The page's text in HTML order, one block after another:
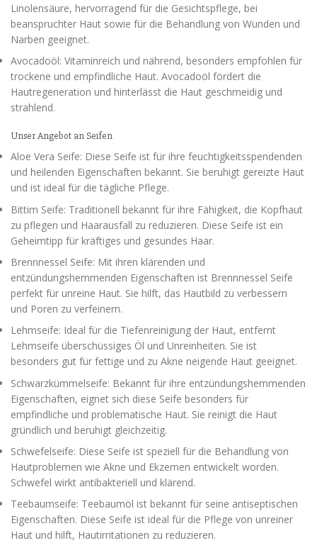
Linolensäure, hervorragend für die Gesichtspflege, bei
beanspruchter Haut sowie für die Behandlung von Wunden und
Narben geeignet.
Avocadoöl: Vitaminreich und nährend, besonders empfohlen für
trockene und empfindliche Haut. Avocadoöl fördert die
Hautregeneration und hinterlässt die Haut geschmeidig und
strahlend.
Unser Angebot an Seifen
Aloe Vera Seife: Diese Seife ist für ihre feuchtigkeitsspendenden
und heilenden Eigenschaften bekannt. Sie beruhigt gereizte Haut
und ist ideal für die tägliche Pflege.
Bittim Seife: Traditionell bekannt für ihre Fähigkeit, die Kopfhaut
zu pflegen und Haarausfall zu reduzieren. Diese Seife ist ein
Geheimtipp für kräftiges und gesundes Haar.
Brennnessel Seife: Mit ihren klärenden und
entzündungshemmenden Eigenschaften ist Brennnessel Seife
perfekt für unreine Haut. Sie hilft, das Hautbild zu verbessern
und Poren zu verfeinern.
Lehmseife: Ideal für die Tiefenreinigung der Haut, entfernt
Lehmseife überschüssiges Öl und Unreinheiten. Sie ist
besonders gut für fettige und zu Akne neigende Haut geeignet.
Schwarzkümmelseife: Bekannt für ihre entzündungshemmenden
Eigenschaften, eignet sich diese Seife besonders für
empfindliche und problematische Haut. Sie reinigt die Haut
gründlich und beruhigt gleichzeitig.
Schwefelseife: Diese Seife ist speziell für die Behandlung von
Hautproblemen wie Akne und Ekzemen entwickelt worden.
Schwefel wirkt antibakteriell und klärend.
Teebaumseife: Teebaumöl ist bekannt für seine antiseptischen
Eigenschaften. Diese Seife ist ideal für die Pflege von unreiner
Haut und hilft, Hautirritationen zu reduzieren.